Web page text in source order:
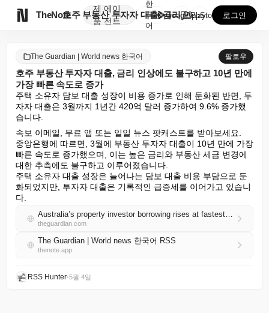
TheNote
제
품
에이
전트
호주 부동산 투자자 대출, 금리 인상에도 불구하고 10...
한
국
어
GooglePlay
AppStore 로그인
The Guardian | World news 한국어 팔로우
호주 부동산 투자자 대출, 금리 인상에도 불구하고 10년 만에
가장 빠른 속도로 증가
주택 소유자 담보 대출 성장이 비용 증가로 인해 둔화된 반면, 투
자자 대출은 3월까지 1년간 420억 달러 증가하여 9.6% 증가했
습니다.
속보 이메일, 무료 앱 또는 일일 뉴스 팟캐스트를 받아보세요.
중앙은행에 따르면, 3월에 부동산 투자자 대출이 10년 만에 가장
빠른 속도로 증가했으며, 이는 높은 금리와 부동산 세금 변경에
대한 추측에도 불구하고 이루어졌습니다.
주택 소유자 대출 성장은 늘어나는 담보 대출 비용 부담으로 둔
화되었지만, 투자자 대출은 기록적인 급증세를 이어가고 있습니
다.
Australia’s property investor borrowing rises at fastest rate in a decade - despite interest rate rises
theguardian.com
The Guardian | World news 한국어 RSS
thenote.app
RSS Hunter•5월 4일